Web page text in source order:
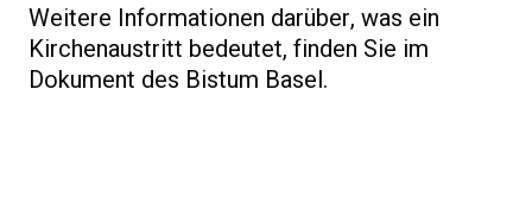
Weitere Informationen darüber, was ein
Kirchenaustritt bedeutet, finden Sie im
Dokument des Bistum Basel.